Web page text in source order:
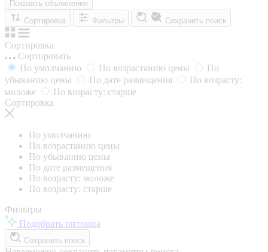
Показать объявления
Сортировка
Фильтры Сохранить поиск
Сортировка
Сортировать
По умолчанию
По возрастанию цены
По
убыванию цены
По дате размещения
По возрасту:
моложе
По возрасту: старше
Сортировка
По умолчанию
По возрастанию цены
По убыванию цены
По дате размещения
По возрасту: моложе
По возрасту: старше
Фильтры
Подобрать питомца
Сохранить поиск